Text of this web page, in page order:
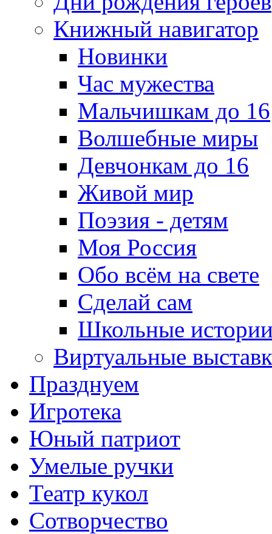
Книжный навигатор
Новинки
Час мужества
Мальчишкам до 16
Волшебные миры
Девчонкам до 16
Живой мир
Поэзия - детям
Моя Россия
Обо всём на свете
Сделай сам
Школьные
Виртуальные
Празднуем
Игротека
Юный патриот
Умелые ручки
Театр кукол
Сотворчество